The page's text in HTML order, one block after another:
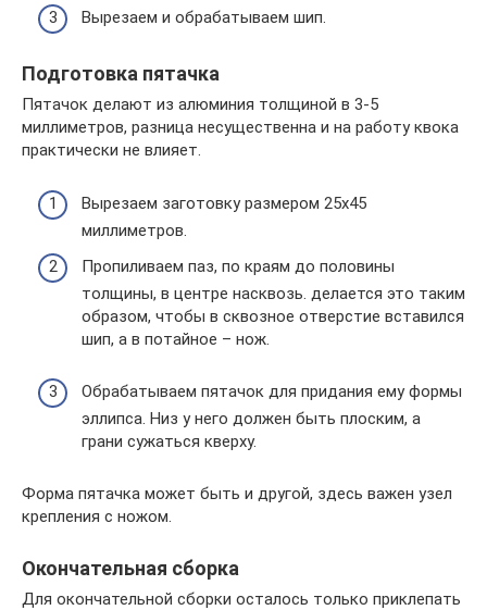
Вырезаем и обрабатываем шип.
Подготовка пятачка
Пятачок делают из алюминия толщиной в 3-5
миллиметров, разница несущественна и на работу квока
практически не влияет.
Вырезаем заготовку размером 25х45
миллиметров.
Пропиливаем паз, по краям до половины
толщины, в центре насквозь. делается это таким
образом, чтобы в сквозное отверстие вставился
шип, а в потайное – нож.
Обрабатываем пятачок для придания ему формы
эллипса. Низ у него должен быть плоским, а
грани сужаться кверху.
Форма пятачка может быть и другой, здесь важен узел
крепления с ножом.
Окончательная сборка
Для окончательной сборки осталось только приклепать